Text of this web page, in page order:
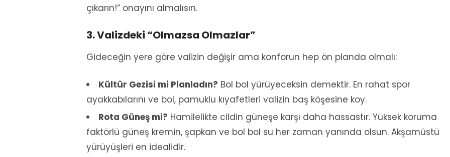
çıkarın!” onayını almalısın.
3. Valizdeki “Olmazsa Olmazlar”
Gideceğin yere göre valizin değişir ama konforun hep ön planda olmalı:
Kültür Gezisi mi Planladın? Bol bol yürüyeceksin demektir. En rahat spor
ayakkabılarını ve bol, pamuklu kıyafetleri valizin baş köşesine koy.
Rota Güneş mi? Hamilelikte cildin güneşe karşı daha hassastır. Yüksek koruma
faktörlü güneş kremin, şapkan ve bol bol su her zaman yanında olsun. Akşamüstü
yürüyüşleri en idealidir.